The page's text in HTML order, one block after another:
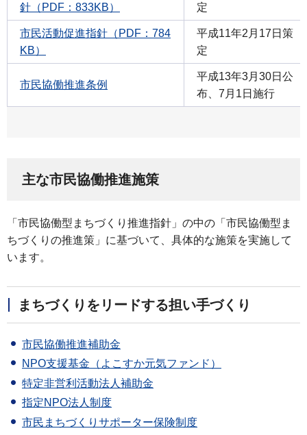
針（PDF：833KB）
定
市民活動促進指針（PDF：784
KB）
平成11年2月17日策
定
市民協働推進条例
平成13年3月30日公
布、7月1日施行
主な市民協働推進施策
「市民協働型まちづくり推進指針」の中の「市民協働型ま
ちづくりの推進策」に基づいて、具体的な施策を実施して
います。
まちづくりをリードする担い手づくり
市民協働推進補助金
NPO支援基金（よこすか元気ファンド）
特定非営利活動法人補助金
指定NPO法人制度
市民まちづくりサポーター保険制度